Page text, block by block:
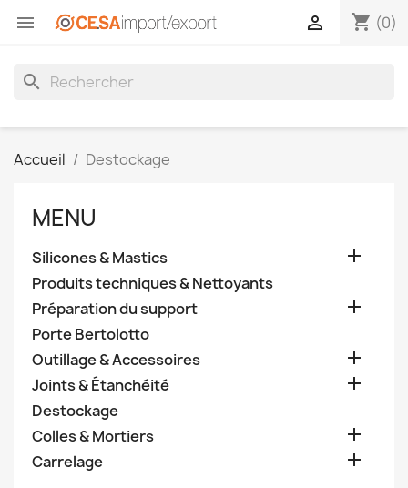
 shopping_cart (0)

search
Accueil Destockage
MENU
Silicones & Mastics 
Produits techniques & Nettoyants
Préparation du support

Porte Bertolotto
Outillage & Accessoires

Joints & Étanchéité 
Destockage
Colles & Mortiers

Carrelage 